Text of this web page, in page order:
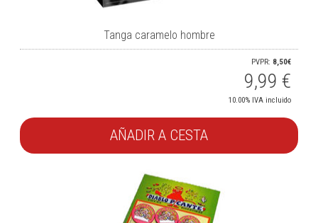
Tanga caramelo hombre
PVPR: 8,50€
9,99 €
10.00% IVA incluido
AÑADIR A CESTA